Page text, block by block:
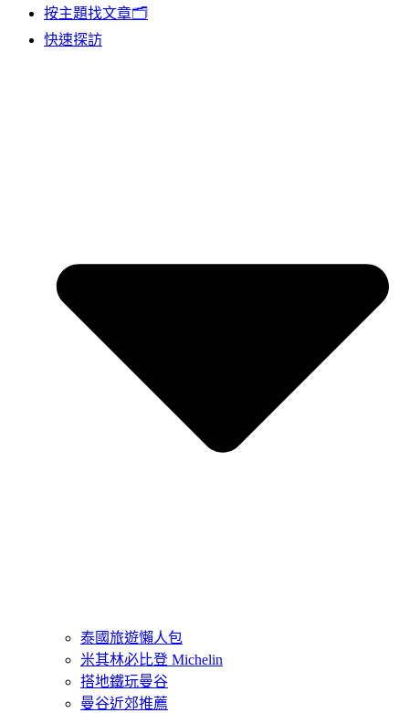
按主題找文章🗂️
快速探訪
泰國旅遊懶人包
米其林必比登 Michelin
搭地鐵玩曼谷
曼谷近郊推薦